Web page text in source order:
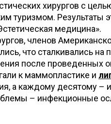
хирургов с
туризмом. Результаты
медицина».
членов
что сталкивались на
после проведенных
к маммопластике и
а каждому десятому –
– инфекционные